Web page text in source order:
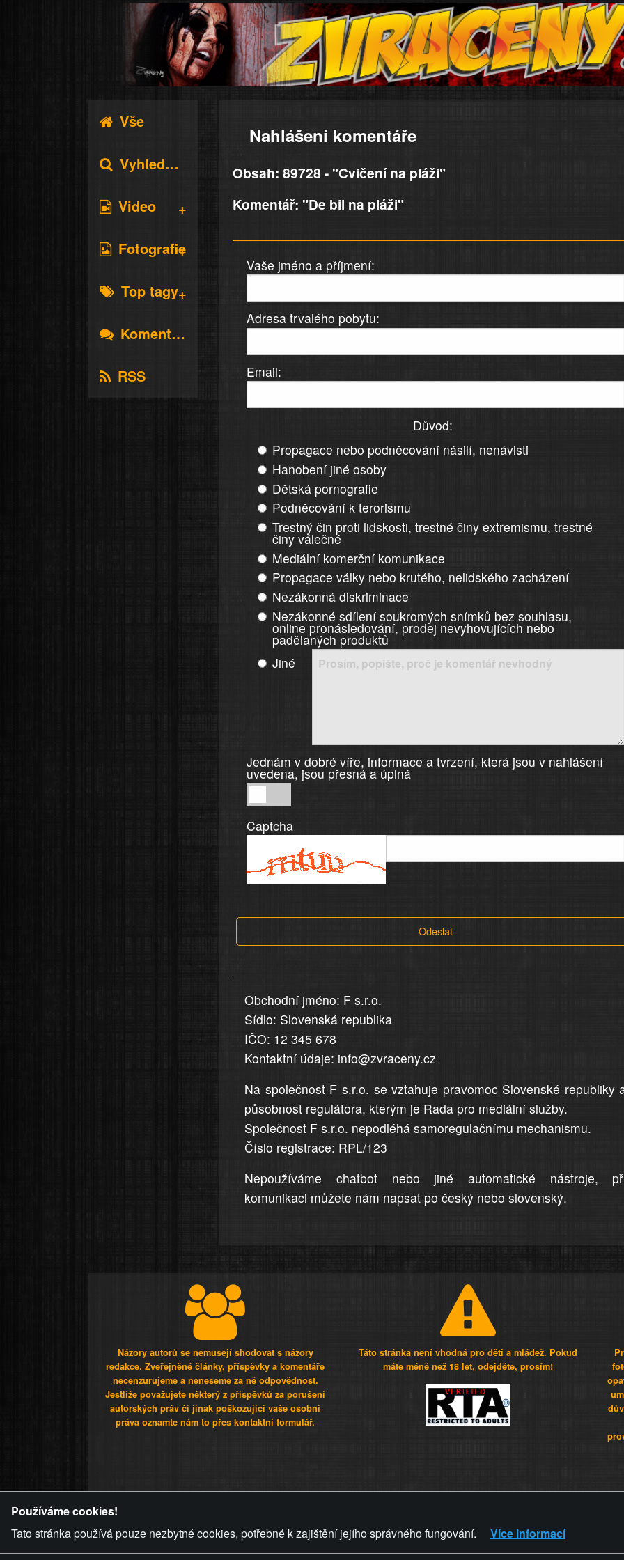
Vše
Vyhledávání
Video
Fotografie
Top tagy
Komentáře
RSS
Nahlášení komentáře
Obsah: 89728 - "Cvičení na pláži"
Komentář: "De bil na pláži"
Vaše jméno a příjmení:
Adresa trvalého pobytu:
Email:
Důvod:
Propagace nebo podněcování násilí, nenávisti
Hanobení jiné osoby
Dětská pornografie
Podněcování k terorismu
Trestný čin proti lidskosti, trestné činy extremismu, trestné
činy válečné
Mediální komerční komunikace
Propagace války nebo krutého, nelidského zacházení
Nezákonná diskriminace
Nezákonné sdílení soukromých snímků bez souhlasu,
online pronásledování, prodej nevyhovujících nebo
padělaných produktů
Jiné
Jednám v dobré víře, informace a tvrzení, která jsou v nahlášení
uvedena, jsou přesná a úplná
v
dobré
informace
v
uvedena,
jsou
přesná
a
úplná
Captcha
Odeslat
Obchodní jméno: F s.r.o.
Sídlo: Slovenská republika
IČO: 12 345 678
Kontaktní údaje: info@zvraceny.cz
Na společnost F s.r.o. se vztahuje pravomoc Slovenské republiky
působnost regulátora, kterým je Rada pro mediální služby.
Společnost F s.r.o. nepodléhá samoregulačnímu mechanismu.
Číslo registrace: RPL/123
Nepoužíváme chatbot nebo jiné automatické nástroje,
komunikaci můžete nám napsat po český nebo slovenský.
Názory autorů se nemusejí shodovat s názory
redakce. Zveřejněné články, příspěvky a komentáře
necenzurujeme a neneseme za ně odpovědnost.
Jestliže považujete některý z příspěvků za porušení
autorských práv či jinak poškozující vaše osobní
práva oznamte nám to přes kontaktní formulář.
Táto stránka není vhodná pro děti a mládež. Pokud
máte méně než 18 let, odejděte, prosím!
ZVRÁCENÝ.CZ PRAVIDLA A
Používáme cookies!
Tato stránka používá pouze nezbytné cookies, potřebné k zajištění jejího správného fungování.
Více informací